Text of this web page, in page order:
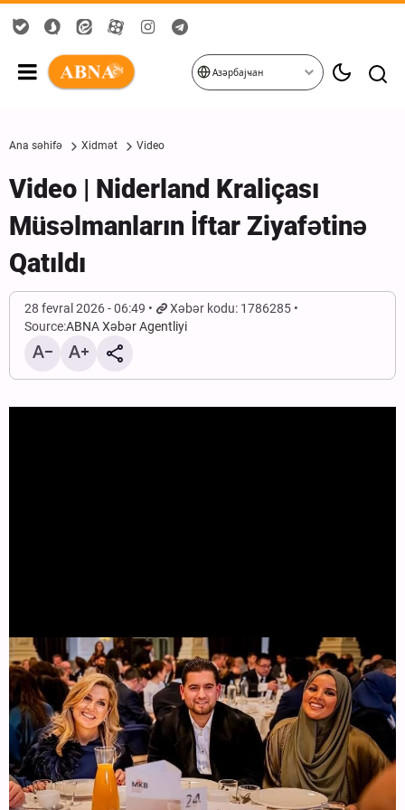
Азәрбајҹан
Ana səhifə Xidmət Video
Video | Niderland Kraliçası
Müsəlmanların İftar Ziyafətinə
Qatıldı
28 fevral 2026 - 06:49
Xəbər kodu: 1786285
Source:ABNA Xəbər Agentliyi